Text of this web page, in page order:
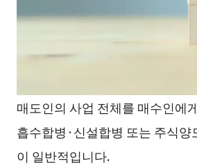
매도인의 사업 전체를 매수인에
흡수합병·신설합병 또는 주식양
이 일반적입니다.